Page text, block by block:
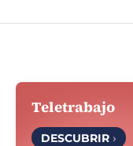
Teletrabajo
DESCUBRIR ›